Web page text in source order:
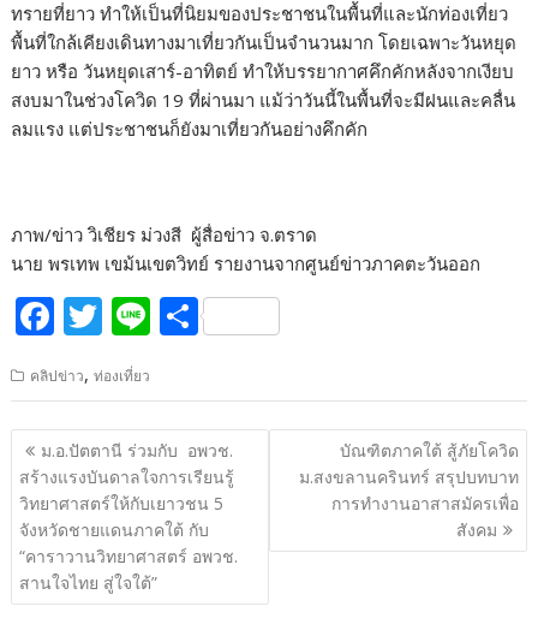
ทรายที่ยาว ทำให้เป็นที่นิยมของประชาชนในพื้นที่และนักท่องเที่ยว
พื้นที่ใกล้เคียงเดินทางมาเที่ยวกันเป็นจำนวนมาก โดยเฉพาะวันหยุด
ยาว หรือ วันหยุดเสาร์-อาทิตย์ ทำให้บรรยากาศคึกคักหลังจากเงียบ
สงบมาในช่วงโควิด 19 ที่ผ่านมา แม้ว่าวันนี้ในพื้นที่จะมีฝนและคลื่น
ลมแรง แต่ประชาชนก็ยังมาเที่ยวกันอย่างคึกคัก
ภาพ/ข่าว วิเชียร ม่วงสี ผู้สื่อข่าว จ.ตราด
นาย พรเทพ เขม้นเขตวิทย์ รายงานจากศูนย์ข่าวภาคตะวันออก
F
e
b
o
o
k
T
w
itt
er
Li
e
S
ar
e
คลิปข่าว,ท่องเที่ยว
แนะแนว
เรื่อง
ม.อ.ปัตตานี ร่วมกับ อพวช.
สร้างแรงบันดาลใจการเรียนรู้
วิทยาศาสตร์ให้กับเยาวชน 5
จังหวัดชายแดนภาคใต้ กับ
“คาราวานวิทยาศาสตร์ อพวช.
สานใจไทย สู่ใจใต้”
บัณฑิตภาคใต้ สู้ภัยโควิด
ม.สงขลานครินทร์ สรุปบทบาท
การทำงานอาสาสมัครเพื่อ
สังคม